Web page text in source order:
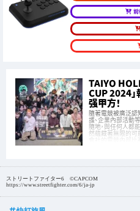
前
TAIYO
CUP 2024
强甲方！
隨著電競被廣泛認
護、企業內部活動
隨地，與任何人都
然蘊藏著無限的可
ストリートファイター6 ©CAPCOM
https://www.streetfighter.com/6/ja-jp